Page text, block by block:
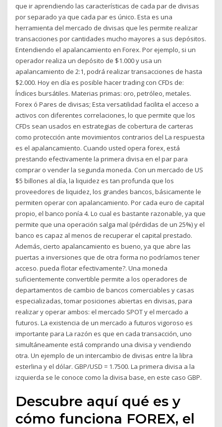
que ir aprendiendo las características de cada par de divisas
por separado ya que cada par es único. Esta es una
herramienta del mercado de divisas que les permite realizar
transacciones por cantidades mucho mayores a sus depósitos.
Entendiendo el apalancamiento en Forex. Por ejemplo, si un
operador realiza un depósito de $1.000 y usa un
apalancamiento de 2:1, podrá realizar transacciones de hasta
$2.000. Hoy en día es posible hacer trading con CFDs de:
Índices bursátiles. Materias primas: oro, petróleo, metales.
Forex ó Pares de divisas; Esta versatilidad facilita el acceso a
activos con diferentes correlaciones, lo que permite que los
CFDs sean usados en estrategias de cobertura de carteras
como protección ante movimientos contrarios del La respuesta
es el apalancamiento. Cuando usted opera forex, está
prestando efectivamente la primera divisa en el par para
comprar o vender la segunda moneda. Con un mercado de US
$5 billones al día, la liquidez es tan profunda que los
proveedores de liquidez, los grandes bancos, básicamente le
permiten operar con apalancamiento. Por cada euro de capital
propio, el banco ponía 4. Lo cual es bastante razonable, ya que
permite que una operación salga mal (pérdidas de un 25%) y el
banco es capaz al menos de recuperar el capital prestado.
Además, cierto apalancamiento es bueno, ya que abre las
puertas a inversiones que de otra forma no podríamos tener
acceso. pueda flotar efectivamente?. Una moneda
suficientemente convertible permite a los operadores de
departamentos de cambio de bancos comerciables y casas
especializadas, tomar posiciones abiertas en divisas, para
realizar y operar ambos: el mercado SPOT y el mercado a
futuros. La existencia de un mercado a futuros vigoroso es
importante para La razón es que en cada transacción, uno
simultáneamente está comprando una divisa y vendiendo
otra. Un ejemplo de un intercambio de divisas entre la libra
esterlina y el dólar. GBP/USD = 1.7500. La primera divisa a la
izquierda se le conoce como la divisa base, en este caso GBP.
Descubre aquí qué es y
cómo funciona FOREX, el